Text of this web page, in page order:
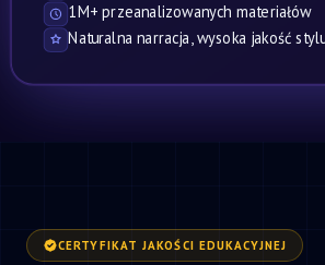
1M+ przeanalizowanych materiałów
Naturalna narracja, wysoka jakość
CERTYFIKAT JAKOŚCI EDUKACYJNEJ